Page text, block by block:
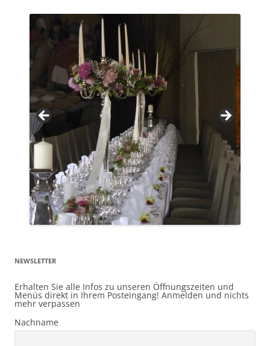
NEWSLETTER
Erhalten Sie alle Infos zu unseren Öffnungszeiten und
Menüs direkt in Ihrem Posteingang! Anmelden und nichts
mehr verpassen
Nachname